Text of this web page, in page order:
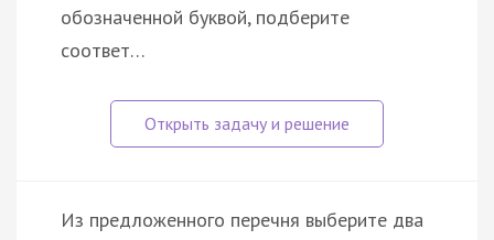
обозначенной буквой, подберите
соответ…
Из предложенного перечня выберите два